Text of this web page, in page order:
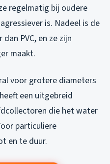
regelmatig bij oudere
is. Nadeel is de
PVC, en ze zijn
maakt.
voor grotere diameters
een uitgebreid
die het water
particuliere
en te duur.